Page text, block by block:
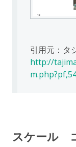
引用元：
http://
スケール